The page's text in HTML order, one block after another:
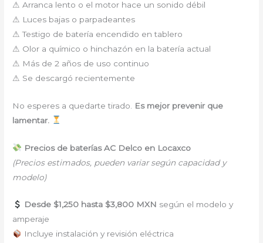
⚠ Arranca lento o el motor hace un sonido débil
⚠ Luces bajas o parpadeantes
⚠ Testigo de batería encendido en tablero
⚠ Olor a químico o hinchazón en la batería actual
⚠ Más de 2 años de uso continuo
⚠ Se descargó recientemente
No esperes a quedarte tirado.
Es mejor prevenir que
lamentar.
Precios de baterías AC Delco en Locaxco
(Precios estimados, pueden variar según capacidad y
modelo)
Desde $1,250 hasta $3,800 MXN según el modelo y
amperaje
Incluye instalación y revisión eléctrica